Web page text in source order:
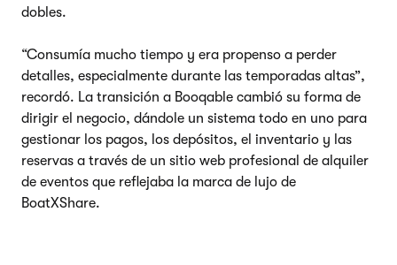
dobles.
“Consumía mucho tiempo y era propenso a perder
detalles, especialmente durante las temporadas altas”,
recordó. La transición a Booqable cambió su forma de
dirigir el negocio, dándole un sistema todo en uno para
gestionar los pagos, los depósitos, el inventario y las
reservas a través de un sitio web profesional de alquiler
de eventos que reflejaba la marca de lujo de
BoatXShare.